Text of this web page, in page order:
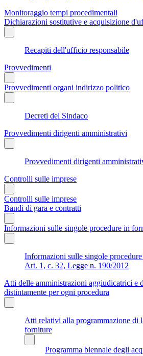
Monitoraggio tempi procedimentali
Dichiarazioni sostitutive e acquisizione
Recapiti dell'ufficio responsabile
Provvedimenti
Provvedimenti organi indirizzo politico
Decreti del Sindaco
Provvedimenti dirigenti amministrativi
Provvedimenti dirigenti
Controlli sulle imprese
Controlli sulle imprese
Bandi di gara e contratti
Informazioni sulle singole procedure in
Informazioni sulle singole
Art. 1, c. 32, Legge n. 190/2012
Atti delle amministrazioni aggiudicatrici e
distintamente per ogni procedura
Atti relativi alla programmazione di
forniture
Programma biennale degli